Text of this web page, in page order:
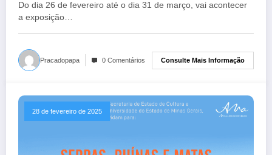
Do dia 26 de fevereiro até o dia 31 de março, vai acontecer
a exposição…
Pracadopapa 0 Comentários Consulte Mais Informação
28 de fevereiro de 2025